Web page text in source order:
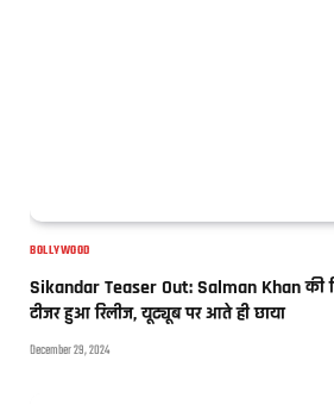
BOLLYWOOD
Sikandar Teaser Out: Salman Khan की
टीजर हुआ रिलीज, यूट्यूब पर आते ही छाया
December 29, 2024